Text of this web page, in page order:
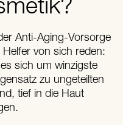
Anti-Aging-Vorsorge
von sich reden:
sich um winzigste
zu ungeteilten
tief in die Haut